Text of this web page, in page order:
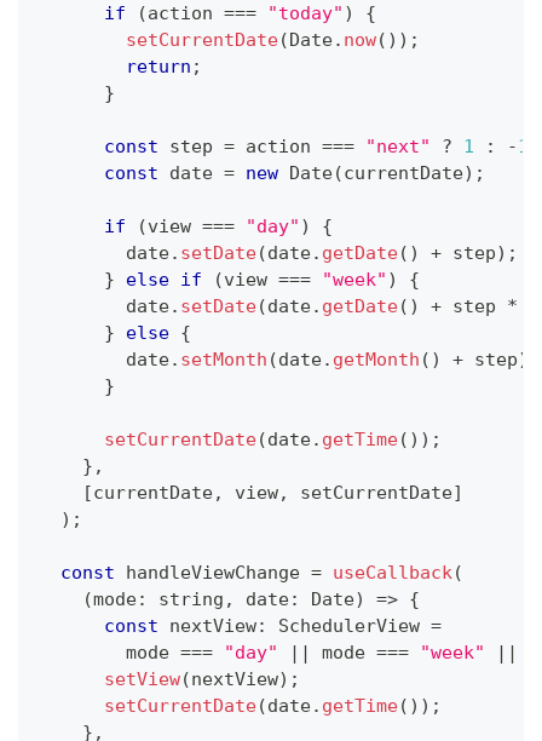
if
(action === "today" )
{
setCurrentDate(Date. now( ) ) ;
return ;
}
const step = action === "next" ? 1 : -1
const date = new Date(currentDate) ;
if (view === "day" )
{
        date
. setDate(date. getDate( ) + step) ;
}
else if (view === "week" )
{
        date
. setDate(date. getDate( ) + step *
}
else {
        date
. setMonth (date. getMonth ( ) + step)
}
setCurrentDate(date. getTime( ) ) ;
} ,
[currentDate, view, setCurrentDate]
) ;
const handleViewChange = useCallback(
(mode: string , date: Date) => {
const nextView: SchedulerView =
        mode
=== "day" || mode === "week" ||
setView(nextView) ;
setCurrentDate(date. getTime( ) ) ;
} ,